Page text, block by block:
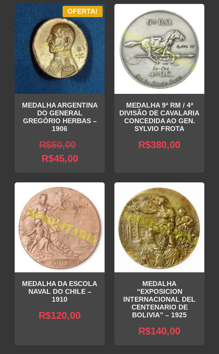
OFERTA!
MEDALHA ARGENTINA
DO GENERAL
GREGÓRIO HERBAS –
1906
R$50,00
era:
R$50,00.
R$45,00O
atual
é:
R$45,00.
MEDALHA 9ª RM / 4ª
DIVISÃO DE CAVALARIA
CONCEDIDA AO GEN.
SYLVIO FROTA
R$380,00
MEDALHA DA ESCOLA
NAVAL DO CHILE –
1910
R$120,00
MEDALHA
“EXPOSICION
INTERNACIONAL DEL
CENTENARIO DE
BOLIVIA” – 1925
R$140,00